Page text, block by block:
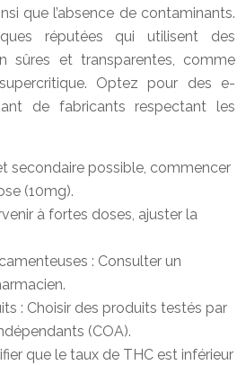
que l’absence de contaminants.
réputées qui utilisent des
sûres et transparentes, comme
Optez pour des e-
de fabricants respectant les
secondaire possible, commencer
(10mg).
à fortes doses, ajuster la
: Consulter un
: Choisir des produits testés par
(COA).
que le taux de THC est inférieur